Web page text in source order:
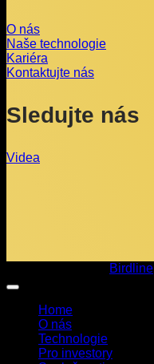
O nás
Naše technologie
Kariéra
Kontaktujte nás
Sledujte nás
Videa
Birdline
Home
O nás
Technologie
Pro investory